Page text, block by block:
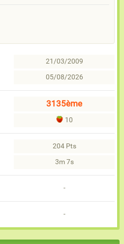
21/03/2009
05/08/2026
3135ème
10
204 Pts
3m 7s
-
-